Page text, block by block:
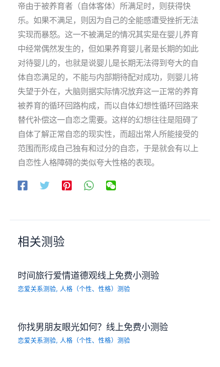
帝由于被养育者（自体客体）所满足时，则获得快
乐。如果不满足，则因为自己的全能感遭受挫折无法
实现而暴怒。这一不被满足的情况其实是在婴儿养育
中经常偶然发生的，但如果养育婴儿者是长期的如此
对待婴儿的，也就是说婴儿是长期无法得到夸大的自
体自恋满足的，不能与内部期待配对成功，则婴儿将
失望于外在，大脑则据实际情况放弃这一正常的养育
被养育的循环回路构成，而以自体幻想性循环回路来
替代补偿这一自恋之需要。这样的幻想往往是阻碍了
自体了解正常自恋的现实性，而超出常人所能接受的
范围而形成自己独有和过分的自恋，于是就会有以上
自恋性人格障碍的类似夸大性格的表现。
相关测验
时间旅行爱情道德观线上免费小测验
恋爱关系测验, 人格（个性、性格）测验
你找男朋友眼光如何？线上免费小测验
恋爱关系测验, 人格（个性、性格）测验